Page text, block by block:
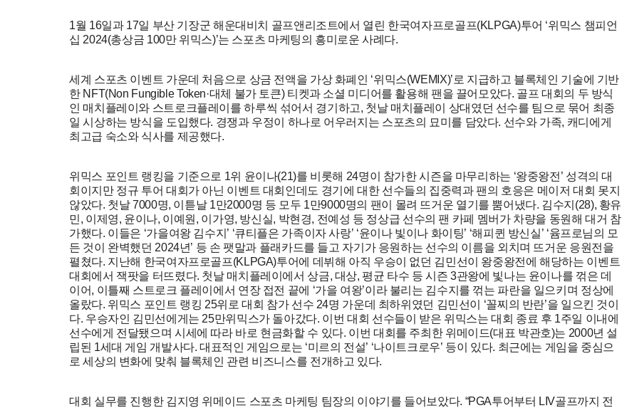
1월 16일과 17일 부산 기장군 해운대비치 골프앤리조트에서 열린 한국여자프로골프(KLPGA)투어 ‘위믹스 챔피언
십 2024(총상금 100만 위믹스)’는 스포츠 마케팅의 흥미로운 사례다.
세계 스포츠 이벤트 가운데 처음으로 상금 전액을 가상 화폐인 ‘위믹스(WEMIX)’로 지급하고 블록체인 기술에 기반
한 NFT(Non Fungible Token·대체 불가 토큰) 티켓과 소셜 미디어를 활용해 팬을 끌어모았다. 골프 대회의 두 방식
인 매치플레이와 스트로크플레이를 하루씩 섞어서 경기하고, 첫날 매치플레이 상대였던 선수를 팀으로 묶어 최종
일 시상하는 방식을 도입했다. 경쟁과 우정이 하나로 어우러지는 스포츠의 묘미를 담았다. 선수와 가족, 캐디에게
최고급 숙소와 식사를 제공했다.
위믹스 포인트 랭킹을 기준으로 1위 윤이나(21)를 비롯해 24명이 참가한 시즌을 마무리하는 ‘왕중왕전’ 성격의 대
회이지만 정규 투어 대회가 아닌 이벤트 대회인데도 경기에 대한 선수들의 집중력과 팬의 호응은 메이저 대회 못지
않았다. 첫날 7000명, 이튿날 1만2000명 등 모두 1만9000명의 팬이 몰려 뜨거운 열기를 뿜어냈다. 김수지(28), 황유
민, 이제영, 윤이나, 이예원, 이가영, 방신실, 박현경, 전예성 등 정상급 선수의 팬 카페 멤버가 차량을 동원해 대거 참
가했다. 이들은 ‘가을여왕 김수지’ ‘큐티플은 가족이자 사랑’ ‘윤이나 빛이나 화이팅’ ‘해피퀸 방신실’ ‘윰프로님의 모
든 것이 완벽했던 2024년’ 등 손 팻말과 플래카드를 들고 자기가 응원하는 선수의 이름을 외치며 뜨거운 응원전을
펼쳤다. 지난해 한국여자프로골프(KLPGA)투어에 데뷔해 아직 우승이 없던 김민선이 왕중왕전에 해당하는 이벤트
대회에서 잭팟을 터뜨렸다. 첫날 매치플레이에서 상금, 대상, 평균 타수 등 시즌 3관왕에 빛나는 윤이나를 꺾은 데
이어, 이틀째 스트로크 플레이에서 연장 접전 끝에 ‘가을 여왕’이라 불리는 김수지를 꺾는 파란을 일으키며 정상에
올랐다. 위믹스 포인트 랭킹 25위로 대회 참가 선수 24명 가운데 최하위였던 김민선이 ‘꼴찌의 반란’을 일으킨 것이
다. 우승자인 김민선에게는 25만위믹스가 돌아갔다. 이번 대회 선수들이 받은 위믹스는 대회 종료 후 1주일 이내에
선수에게 전달됐으며 시세에 따라 바로 현금화할 수 있다. 이번 대회를 주최한 위메이드(대표 박관호)는 2000년 설
립된 1세대 게임 개발사다. 대표적인 게임으로는 ‘미르의 전설’ ‘나이트크로우’ 등이 있다. 최근에는 게임을 중심으
로 세상의 변화에 맞춰 블록체인 관련 비즈니스를 전개하고 있다.
대회 실무를 진행한 김지영 위메이드 스포츠 마케팅 팀장의 이야기를 들어보았다. “PGA투어부터 LIV골프까지 전